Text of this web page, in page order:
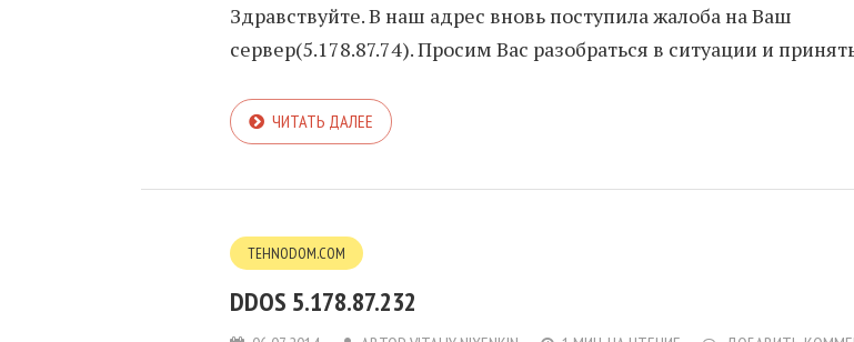
Здравствуйте. В наш адрес вновь поступила жалоба на Ваш
сервер(5.178.87.74). Просим Вас разобраться в ситуации и
ЧИТАТЬ ДАЛЕЕ
TEHNODOM.COM
DDOS 5.178.87.232